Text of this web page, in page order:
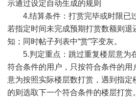
示通过设定自动生成的规则
4.结算条件：打赏完毕或时限已
若指定时间未完成预期打赏数额则退
知；同时帖子列表中“赏”字变灰。
5.判定重点：跳过重复楼层意为
符合条件的用户，只按符合条件的用
意为按照实际楼层数打赏，遇到指定
的则选取下一个符合条件的楼层打赏。